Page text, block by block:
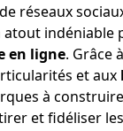
réseaux
atout indéniable
en ligne. Grâce
et aux
à
et fidéliser